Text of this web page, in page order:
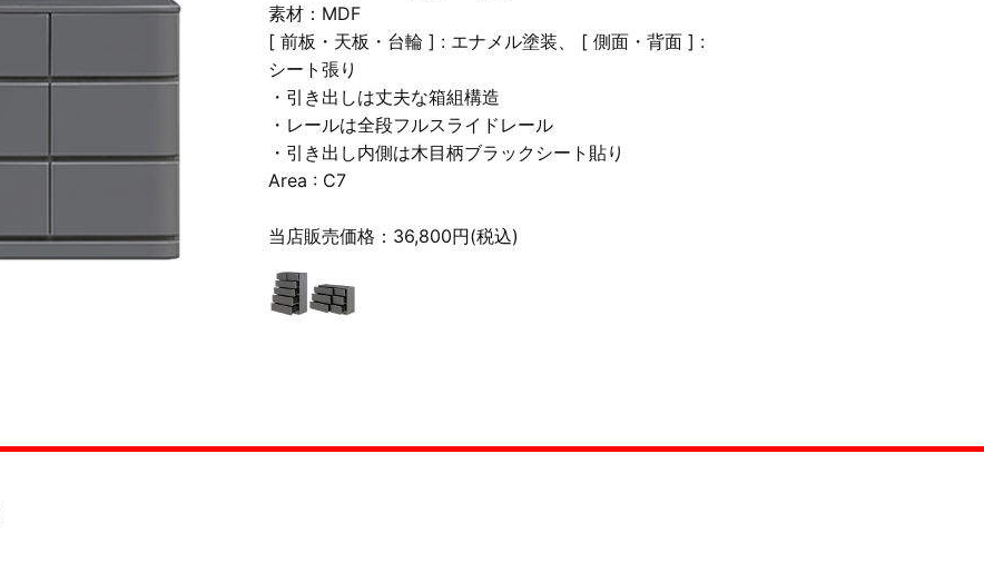
素材：MDF
[ 前板・天板・台輪 ] : エナメル塗装、 [ 側面・背面 ] :
シート張り
・引き出しは丈夫な箱組構造
・レールは全段フルスライドレール
・引き出し内側は木目柄ブラックシート貼り
Area : C7
当店販売価格：36,800円(税込)